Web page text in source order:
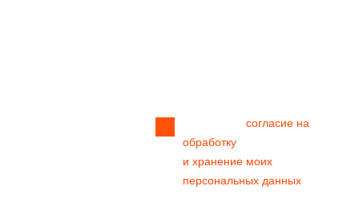
Я даю своёсогласие на
обработку
и хранение моих
персональных данных